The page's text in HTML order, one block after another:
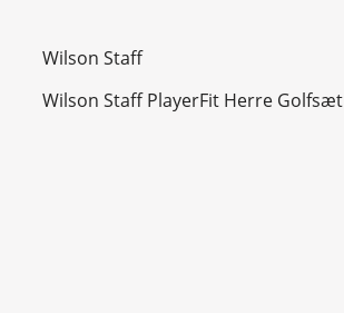
Wilson Staff
Wilson Staff PlayerFit Herre Golfsæt